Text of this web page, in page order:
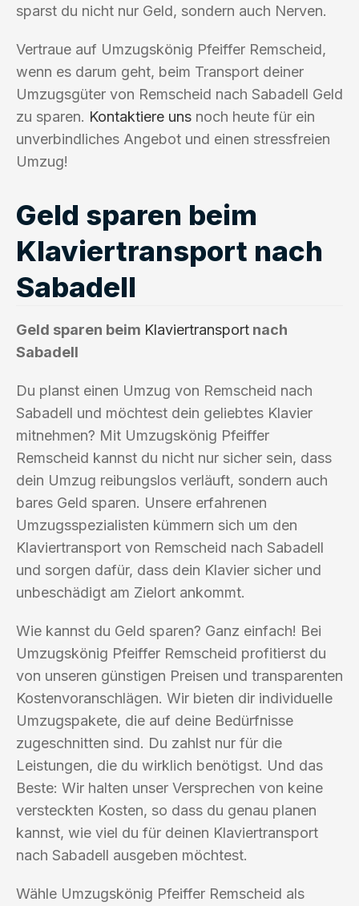
sparst du nicht nur Geld, sondern auch Nerven.
Vertraue auf Umzugskönig Pfeiffer Remscheid,
wenn es darum geht, beim Transport deiner
Umzugsgüter von Remscheid nach Sabadell Geld
zu sparen. Kontaktiere uns noch heute für ein
unverbindliches Angebot und einen stressfreien
Umzug!
Geld sparen beim
Klaviertransport nach
Sabadell
Geld sparen beim Klaviertransport nach
Sabadell
Du planst einen Umzug von Remscheid nach
Sabadell und möchtest dein geliebtes Klavier
mitnehmen? Mit Umzugskönig Pfeiffer
Remscheid kannst du nicht nur sicher sein, dass
dein Umzug reibungslos verläuft, sondern auch
bares Geld sparen. Unsere erfahrenen
Umzugsspezialisten kümmern sich um den
Klaviertransport von Remscheid nach Sabadell
und sorgen dafür, dass dein Klavier sicher und
unbeschädigt am Zielort ankommt.
Wie kannst du Geld sparen? Ganz einfach! Bei
Umzugskönig Pfeiffer Remscheid profitierst du
von unseren günstigen Preisen und transparenten
Kostenvoranschlägen. Wir bieten dir individuelle
Umzugspakete, die auf deine Bedürfnisse
zugeschnitten sind. Du zahlst nur für die
Leistungen, die du wirklich benötigst. Und das
Beste: Wir halten unser Versprechen von keine
versteckten Kosten, so dass du genau planen
kannst, wie viel du für deinen Klaviertransport
nach Sabadell ausgeben möchtest.
Wähle Umzugskönig Pfeiffer Remscheid als